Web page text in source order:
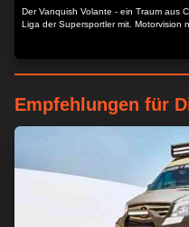
Der Vanquish Volante - ein Traum aus
Liga der Supersportler mit. Motorvision
Empfehlungen für